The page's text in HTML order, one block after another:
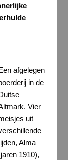
afgelegen
in de
Vier
uit
Alma
1910),